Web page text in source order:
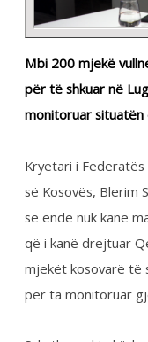
Kryetari i kësaj
Ai e konsideron këtë
thotë se janë në pritje
“Deri në këto